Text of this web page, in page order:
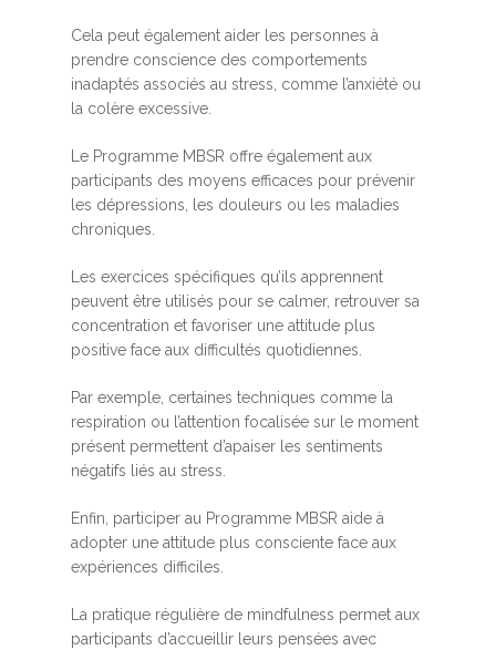
Cela peut également aider les personnes à
prendre conscience des comportements
inadaptés associés au stress, comme l’anxiété ou
la colère excessive.
Le Programme MBSR offre également aux
participants des moyens efficaces pour prévenir
les dépressions, les douleurs ou les maladies
chroniques.
Les exercices spécifiques qu’ils apprennent
peuvent être utilisés pour se calmer, retrouver sa
concentration et favoriser une attitude plus
positive face aux difficultés quotidiennes.
Par exemple, certaines techniques comme la
respiration ou l’attention focalisée sur le moment
présent permettent d’apaiser les sentiments
négatifs liés au stress.
Enfin, participer au Programme MBSR aide à
adopter une attitude plus consciente face aux
expériences difficiles.
La pratique régulière de mindfulness permet aux
participants d’accueillir leurs pensées avec